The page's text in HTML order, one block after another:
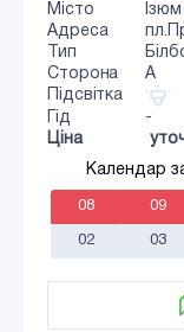
Місто
Ізюм
Адреса
Тип
Сторона
A
Підсвітка
Гід
-
Ціна
Календар
08 09
02 03